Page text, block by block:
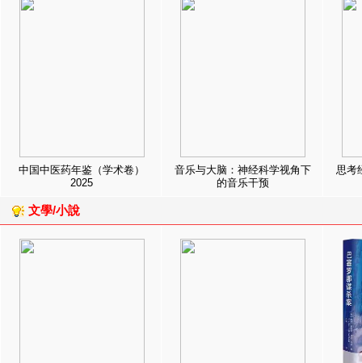
中国中医药年鉴（学术卷）
2025
音乐与大脑：神经科学视角下
的音乐干预
思考
文學/小說